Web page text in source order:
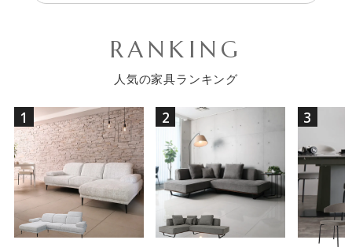
RANKING
人気の家具ランキング
1 2 3